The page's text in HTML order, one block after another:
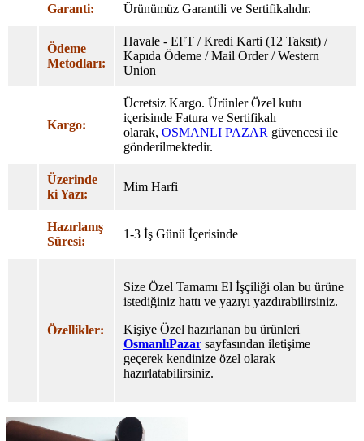
Garanti: Ürünümüz Garantili ve Sertifikalıdır.
Ödeme
Metodları:
Havale - EFT / Kredi Karti (12 Taksıt) /
Kapıda Ödeme / Mail Order / Western
Union
Kargo:
Ücretsiz Kargo. Ürünler Özel kutu
içerisinde Fatura ve Sertifikalı
olarak, OSMANLI PAZAR güvencesi ile
gönderilmektedir.
Üzerinde
ki Yazı:
Mim Harfi
Hazırlanış
Süresi:
1-3 İş Günü İçerisinde
Özellikler:
Size Özel Tamamı El İşçiliği olan bu ürüne
istediğiniz hattı ve yazıyı yazdırabilirsiniz.
Kişiye Özel hazırlanan bu ürünleri
OsmanlıPazar sayfasından iletişime
geçerek kendinize özel olarak
hazırlatabilirsiniz.